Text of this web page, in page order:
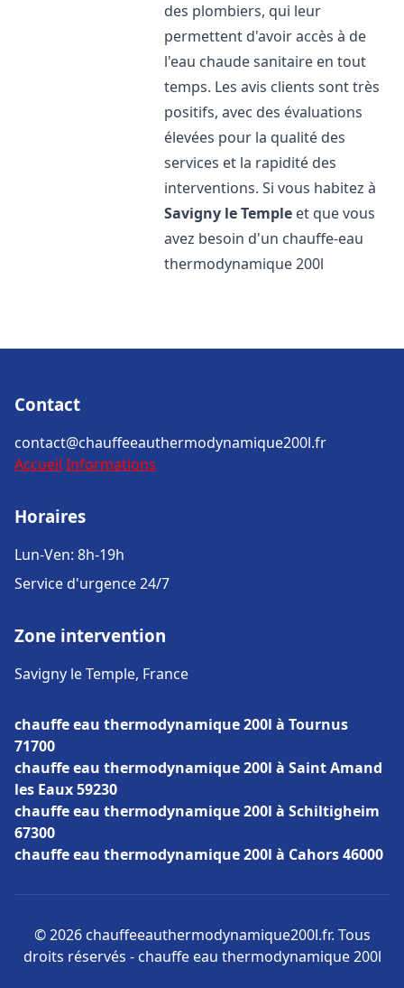
des plombiers, qui leur
permettent d'avoir accès à de
l'eau chaude sanitaire en tout
temps. Les avis clients sont très
positifs, avec des évaluations
élevées pour la qualité des
services et la rapidité des
interventions. Si vous habitez à
Savigny le Temple et que vous
avez besoin d'un chauffe-eau
thermodynamique 200l
Contact
contact@chauffeeauthermodynamique200l.fr
Accueil Informations
Horaires
Lun-Ven: 8h-19h
Service d'urgence 24/7
Zone intervention
Savigny le Temple, France
chauffe eau thermodynamique 200l à Tournus
71700
chauffe eau thermodynamique 200l à Saint Amand
les Eaux 59230
chauffe eau thermodynamique 200l à Schiltigheim
67300
chauffe eau thermodynamique 200l à Cahors 46000
© 2026 chauffeeauthermodynamique200l.fr. Tous
droits réservés - chauffe eau thermodynamique 200l